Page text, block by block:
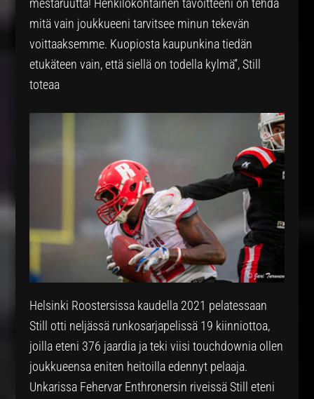
mestaruutta! Henkilökohtainen tavoitteeni on tehdä
mitä vain joukkueeni tarvitsee minun tekevän
voittaaksemme. Kuopiosta kaupunkina tiedän
etukäteen vain, että siellä on todella kylmä”, Still
toteaa
Helsinki Roostersissa kaudella 2021 pelatessaan
Still otti neljässä runkosarjapelissä 19 kiinniottoa,
joilla eteni 376 jaardia ja teki viisi touchdownia ollen
joukkueensa eniten heitoilla edennyt pelaaja.
Unkarissa Fehervar Enthronersin riveissä Still eteni